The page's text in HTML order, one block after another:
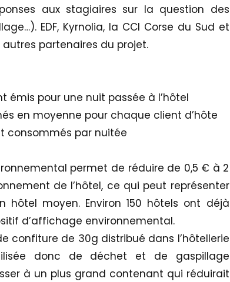
aux stagiaires sur la question des
EDF, Kyrnolia, la CCI Corse du Sud et
partenaires du projet.
émis pour une nuit passée à l’hôtel
en moyenne pour chaque client d’hôte
consommés par nuitée
permet de réduire de 0,5 € à 2
de l’hôtel, ce qui peut représenter
hôtel moyen. Environ 150 hôtels ont déjà
d’affichage environnemental.
confiture de 30g distribué dans l’hôtellerie
donc de déchet et de gaspillage
à un plus grand contenant qui réduirait